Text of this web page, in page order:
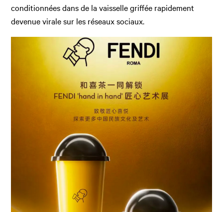
conditionnées dans de la vaisselle griffée rapidement
devenue virale sur les réseaux sociaux.